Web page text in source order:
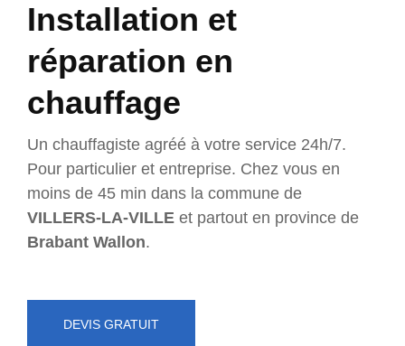
Installation et
réparation en
chauffage
Un chauffagiste agréé à votre service 24h/7.
Pour particulier et entreprise. Chez vous en
moins de 45 min dans la commune de
VILLERS-LA-VILLE et partout en province de
Brabant Wallon.
DEVIS GRATUIT